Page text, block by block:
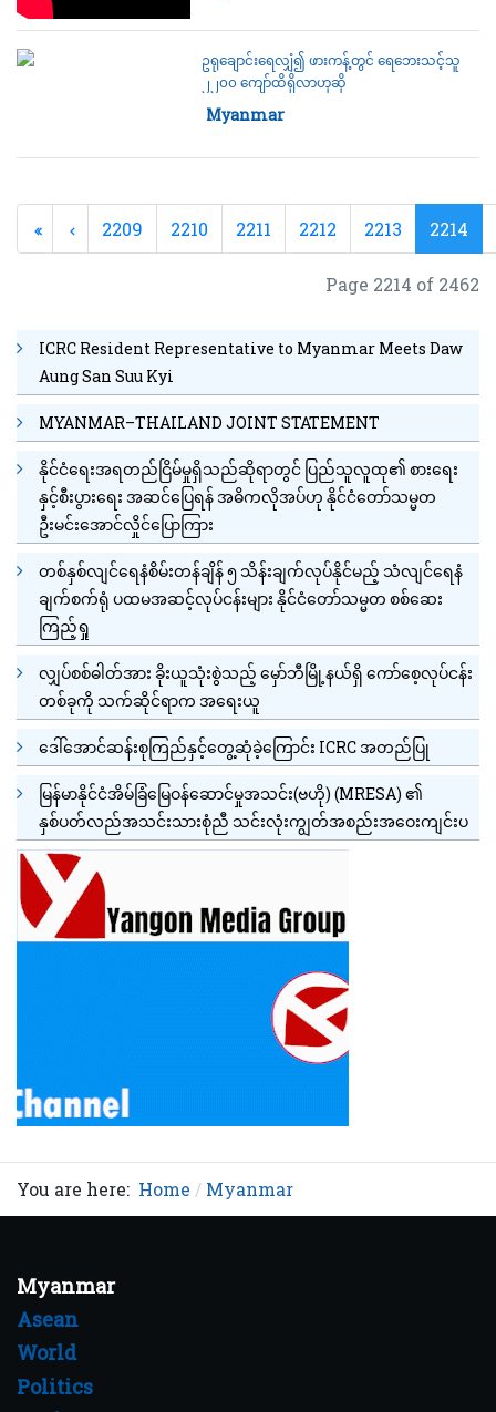
ဥရုချောင်းရေလျှံ၍ ဖားကန့်တွင် ရေဘေးသင့်သူ
၂၂၀၀ ကျော်ထိရှိလာဟုဆို
Category:
Myanmar
2209 2210 2211 2212 2213 2214
Page 2214 of 2462
ICRC Resident Representative to Myanmar Meets Daw
Aung San Suu Kyi
MYANMAR–THAILAND JOINT STATEMENT
နိုင်ငံရေးအရတည်ငြိမ်မှုရှိသည်ဆိုရာတွင် ပြည်သူလူထု၏ စားရေး
နှင့်စီးပွားရေး အဆင်ပြေရန် အဓိကလိုအပ်ဟု နိုင်ငံတော်သမ္မတ
ဦးမင်းအောင်လှိုင်ပြောကြား
တစ်နှစ်လျင်ရေနံစိမ်းတန်ချိန် ၅ သိန်းချက်လုပ်နိုင်မည့် သံလျင်ရေနံ
ချက်စက်ရုံ ပထမအဆင့်လုပ်ငန်းများ နိုင်ငံတော်သမ္မတ စစ်ဆေး
ကြည့်ရှု
လျှပ်စစ်ဓါတ်အား ခိုးယူသုံးစွဲသည့် မှော်ဘီမြို့နယ်ရှိ ကော်စေ့လုပ်ငန်း
တစ်ခုကို သက်ဆိုင်ရာက အရေးယူ
ဒေါ်အောင်ဆန်းစုကြည်နှင့်တွေ့ဆုံခဲ့ကြောင်း ICRC အတည်ပြု
မြန်မာနိုင်ငံအိမ်ခြံမြေဝန်ဆောင်မှုအသင်း(ဗဟို) (MRESA) ၏
နှစ်ပတ်လည်အသင်းသားစုံညီ သင်းလုံးကျွတ်အစည်းအဝေးကျင်းပ
You are here: Home Myanmar
Myanmar
Asean
World
Politics